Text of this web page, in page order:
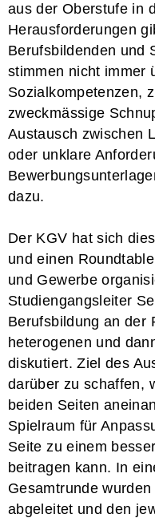
aus der Oberstufe in
Herausforderungen
Berufsbildenden und
stimmen nicht immer
Sozialkompetenzen,
zweckmässige
Austausch zwischen
oder unklare
dazu.
Der KGV hat sich
und einen
und Gewerbe
Studiengangsleiter
Berufsbildung an der
heterogenen und
diskutiert. Ziel des
darüber zu schaffen,
beiden Seiten
Spielraum für
Seite zu einem
beitragen kann. In
Gesamtrunde
abgeleitet und den